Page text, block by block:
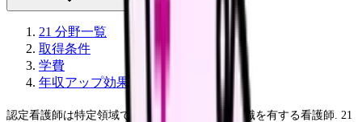
21 分野一覧
取得条件
学費
年収アップ効果
認定看護師は特定領域で熟練した看護技術・知識を有する看護師. 21